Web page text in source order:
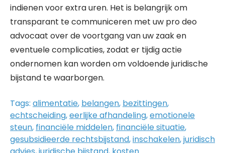
indienen voor extra uren. Het is belangrijk om
transparant te communiceren met uw pro deo
advocaat over de voortgang van uw zaak en
eventuele complicaties, zodat er tijdig actie
ondernomen kan worden om voldoende juridische
bijstand te waarborgen.
Tags: alimentatie, belangen, bezittingen,
echtscheiding,eerlijke afhandeling,emotionele
steun, financiële middelen, financiële situatie,
gesubsidieerde rechtsbijstand,inschakelen,juridisch